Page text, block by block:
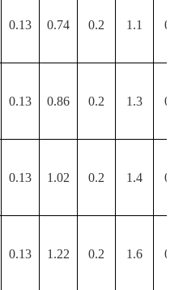
0.13 0.74 0.2 1.1 0.2
0.13 0.86 0.2 1.3 0.2
0.13 1.02 0.2 1.4 0.2
0.13 1.22 0.2 1.6 0.2